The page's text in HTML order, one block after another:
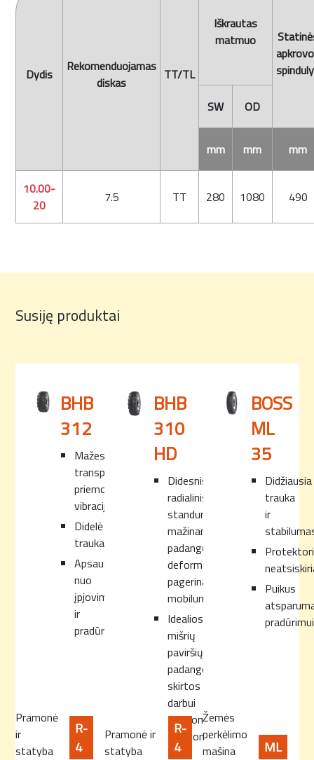
Dydis
Rekomenduojamas
diskas
TT/TL
Iškrautas
matmuo
SW OD
mm mm mm
10.00-
20
7.5 TT 280 1080 490
Susiję produktai
BHB
312
Mažesnė
transporto
priemonės
vibracija.
Didelė
trauka.
Apsauga
nuo
įpjovimų
ir
pradūrimų.
Pramonė
ir
statyba
R-
4
BHB
310
HD
Didesnis
radialinis
standumas,
mažinantis
padangų
deformacijas,
pagerina
mobilumą.
Idealios
mišrių
paviršių
padangos,
skirtos
darbui
sunkiomis
sąlygomis.
Pramonė ir
statyba
R-
4
BOSS
ML
35
Didžiausia
trauka
ir
Puikus
Žemės
perkėlimo
mašina
ML